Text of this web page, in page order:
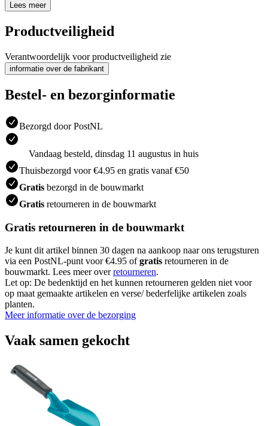
Lees meer
Productveiligheid
Verantwoordelijk voor productveiligheid zie
informatie over de fabrikant
Bestel- en bezorginformatie
Bezorgd door PostNL
Vandaag besteld, dinsdag 11 augustus in huis
Thuisbezorgd voor €4.95 en gratis vanaf €50
Gratis bezorgd in de bouwmarkt
Gratis retourneren in de bouwmarkt
Gratis retourneren in de bouwmarkt
Je kunt dit artikel binnen 30 dagen na aankoop naar ons terugsturen
via een PostNL-punt voor €4.95 ofgratis retourneren in de
bouwmarkt. Lees meer overretourneren.
Let op: De bedenktijd en het kunnen retourneren gelden niet voor
op maat gemaakte artikelen en verse/ bederfelijke artikelen zoals
planten.
Meer informatie over de bezorging
Vaak samen gekocht